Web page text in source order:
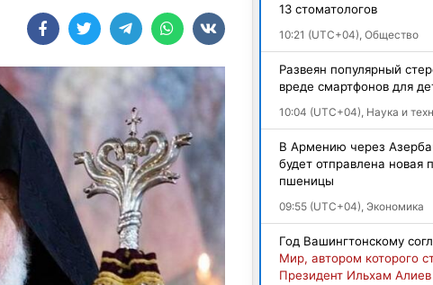
13 стоматологов
10:21 (UTC+04), Общество
Развеян популярный
вреде смартфонов для
10:04 (UTC+04), Наука и
В Армению через
будет отправлена новая
пшеницы
09:55 (UTC+04), Экономика
Год Вашингтонскому
Мир, автором которого
Президент Ильхам Алиев